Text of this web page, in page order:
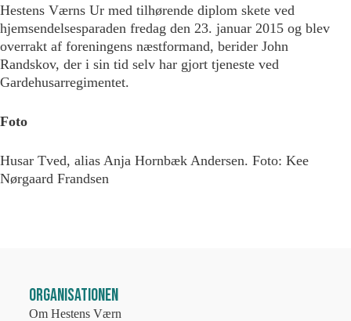
Hestens Værns Ur med tilhørende diplom skete ved
hjemsendelsesparaden fredag den 23. januar 2015 og blev
overrakt af foreningens næstformand, berider John
Randskov, der i sin tid selv har gjort tjeneste ved
Gardehusarregimentet.
Foto
Husar Tved, alias Anja Hornbæk Andersen. Foto: Kee
Nørgaard Frandsen
Organisationen
Om Hestens Værn